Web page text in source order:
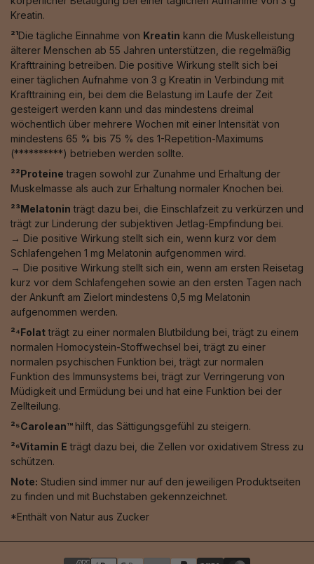
Kreatin.
²¹Die tägliche Einnahme von Kreatin kann die Muskelleistung
älterer Menschen ab 55 Jahren unterstützen, die regelmäßig
Krafttraining betreiben. Die positive Wirkung stellt sich bei
einer täglichen Aufnahme von 3 g Kreatin in Verbindung mit
Krafttraining ein, bei dem die Belastung im Laufe der Zeit
gesteigert werden kann und das mindestens dreimal
wöchentlich über mehrere Wochen mit einer Intensität von
mindestens 65 % bis 75 % des 1-Repetition-Maximums
(**********) betrieben werden sollte.
²²Proteine tragen sowohl zur Zunahme und Erhaltung der
Muskelmasse als auch zur Erhaltung normaler Knochen bei.
²³Melatonin trägt dazu bei, die Einschlafzeit zu verkürzen und
trägt zur Linderung der subjektiven Jetlag-Empfindung bei.
→ Die positive Wirkung stellt sich ein, wenn kurz vor dem
Schlafengehen 1 mg Melatonin aufgenommen wird.
→ Die positive Wirkung stellt sich ein, wenn am ersten Reisetag
kurz vor dem Schlafengehen sowie an den ersten Tagen nach
der Ankunft am Zielort mindestens 0,5 mg Melatonin
aufgenommen werden.
²⁴Folatträgt zu einer normalen Blutbildung bei, trägt zu einem
normalen Homocystein-Stoffwechsel bei, trägt zu einer
normalen psychischen Funktion bei, trägt zur normalen
Funktion des Immunsystems bei, trägt zur Verringerung von
Müdigkeit und Ermüdung bei und hat eine Funktion bei der
Zellteilung.
²⁵Carolean™️ hilft, das Sättigungsgefühl zu steigern.
²⁶Vitamin E trägt dazu bei, die Zellen vor oxidativem Stress zu
schützen.
Note: Studien sind immer nur auf den jeweiligen Produktseiten
zu finden und mit Buchstaben gekennzeichnet.
*Enthält von Natur aus Zucker